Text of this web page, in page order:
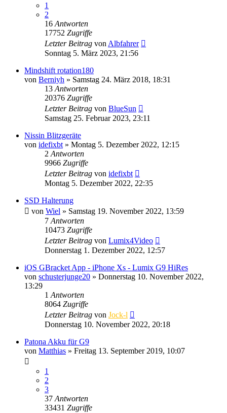
1
2
16 Antworten
17752 Zugriffe
Letzter Beitrag von Albfahrer
Sonntag 5. März 2023, 21:56
Mindshift rotation180
von Berniyh » Samstag 24. März 2018, 18:31
13 Antworten
20376 Zugriffe
Letzter Beitrag von BlueSun
Samstag 25. Februar 2023, 23:11
Nissin Blitzgeräte
von idefixbt » Montag 5. Dezember 2022, 12:15
2 Antworten
9966 Zugriffe
Letzter Beitrag von idefixbt
Montag 5. Dezember 2022, 22:35
SSD Halterung
von Wiel » Samstag 19. November 2022, 13:59
7 Antworten
10473 Zugriffe
Letzter Beitrag von Lumix4Video
Donnerstag 1. Dezember 2022, 12:57
iOS GBracket App - iPhone Xs - Lumix G9 HiRes
von schusterjunge20 » Donnerstag 10. November 2022,
13:29
1 Antworten
8064 Zugriffe
Letzter Beitrag von Jock-l
Donnerstag 10. November 2022, 20:18
Patona Akku für G9
von Matthias » Freitag 13. September 2019, 10:07
1
2
3
37 Antworten
33431 Zugriffe